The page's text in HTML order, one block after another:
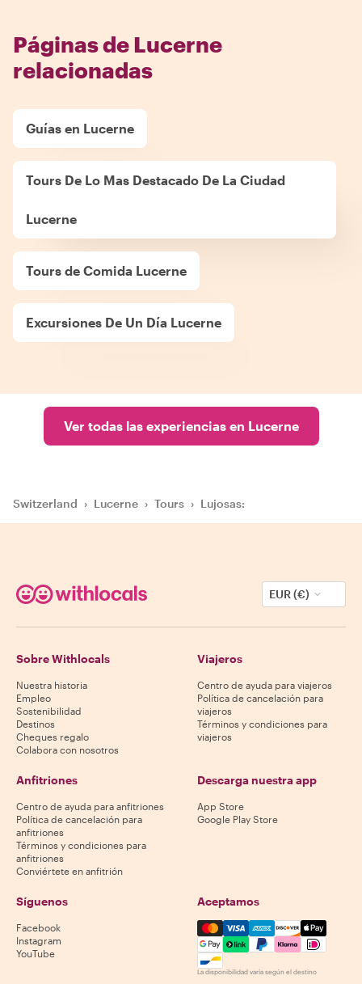
Páginas de Lucerne
relacionadas
Guías en Lucerne
Tours De Lo Mas Destacado De La Ciudad
Lucerne
Tours de Comida Lucerne
Excursiones De Un Día Lucerne
Ver todas las experiencias en Lucerne
Switzerland › Lucerne › Tours › Lujosas:
EUR (€)
Sobre Withlocals
Nuestra historia
Empleo
Sostenibilidad
Destinos
Cheques regalo
Colabora con nosotros
Viajeros
Centro de ayuda para viajeros
Política de cancelación para
viajeros
Términos y condiciones para
viajeros
Anfitriones
Centro de ayuda para anfitriones
Política de cancelación para
anfitriones
Términos y condiciones para
anfitriones
Conviértete en anfitrión
Descarga nuestra app
App Store
Google Play Store
Síguenos
Facebook
Instagram
YouTube
Aceptamos
Mastercard, Visa, Amex,
La disponibilidad varía según el destino